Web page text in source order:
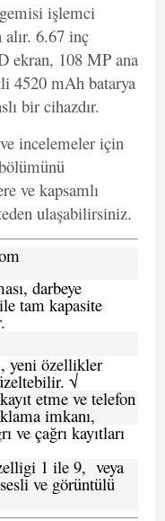
işlemci
alır. 6.67 inç
ekran, 108 MP ana
4520 mAh batarya
bir cihazdır.
incelemeler için
ve kapsamlı
ulaşabilirsiniz.
darbeye
tam kapasite
yeni özellikler
√
etme ve telefon
imkanı,
ve çağrı kayıtları
1 ile 9, veya
ve görüntülü